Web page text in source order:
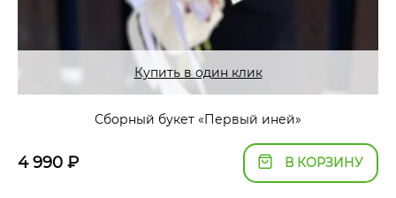
Купить в один клик
Сборный букет «Первый иней»
4 990 ₽ В КОРЗИНУ